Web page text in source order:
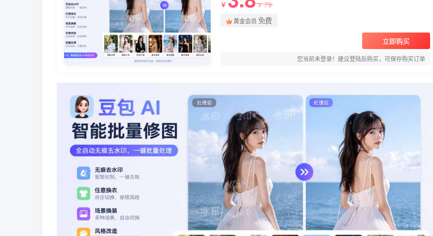
￥ ￥79
黄金会员 免费
立即购买
您当前未登录！建议登陆后购买，可保存购买订单